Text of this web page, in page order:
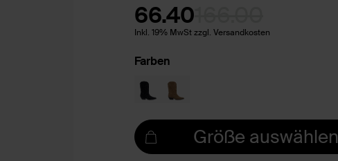
66.40
Inkl. 19% MwSt zzgl. Versandkosten
Farben
Größe auswählen